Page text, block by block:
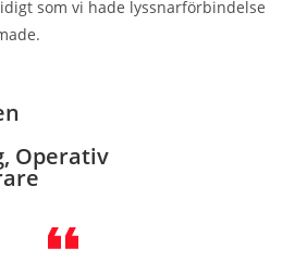
som vi hade lyssnarförbindelse
Operativ